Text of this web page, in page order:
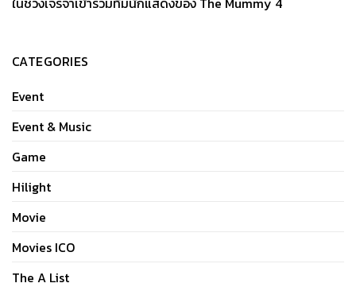
CATEGORIES
Event
Event & Music
Game
Hilight
Movie
Movies ICO
The A List